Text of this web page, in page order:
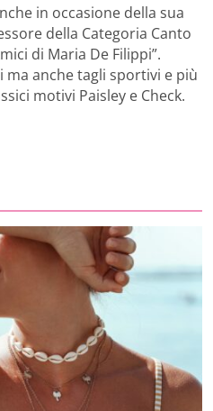
in occasione della sua
della Categoria Canto
di Maria De Filippi”.
anche tagli sportivi e più
motivi Paisley e Check.